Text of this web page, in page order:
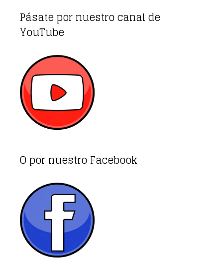
Pásate por nuestro canal de
YouTube
O por nuestro Facebook